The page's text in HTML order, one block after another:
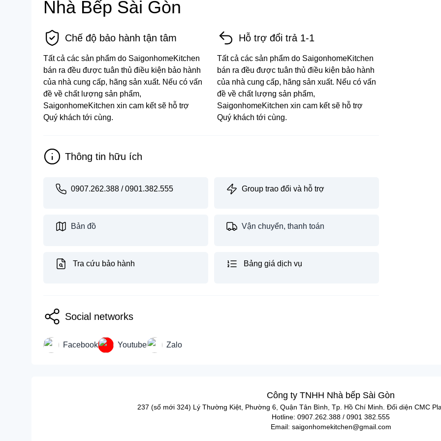
Nhà Bếp Sài Gòn
Chế độ bảo hành tận tâm
Tất cả các sản phẩm do SaigonhomeKitchen
bán ra đều được tuân thủ điều kiện bảo hành
của nhà cung cấp, hãng sản xuất. Nếu có vấn
đề về chất lượng sản phẩm,
SaigonhomeKitchen xin cam kết sẽ hỗ trợ
Quý khách tới cùng.
Hỗ trợ đổi trả 1-1
Tất cả các sản phẩm do SaigonhomeKitchen
bán ra đều được tuân thủ điều kiện bảo hành
của nhà cung cấp, hãng sản xuất. Nếu có vấn
đề về chất lượng sản phẩm,
SaigonhomeKitchen xin cam kết sẽ hỗ trợ
Quý khách tới cùng.
Thông tin hữu ích
0907.262.388 / 0901.382.555 Group trao đổi và hỗ trợ
Bản đồ Vận chuyển, thanh toán
Tra cứu bảo hành Bảng giá dịch vụ
Social networks
Facebook Youtube Zalo
Công ty TNHH Nhà bếp Sài Gòn
237 (số mới 324) Lý Thường Kiệt, Phường 6, Quận Tân Bình, Tp. Hồ Chí Minh. Đối diện CMC
Hotline: 0907.262.388 / 0901 382.555
Email: saigonhomekitchen@gmail.com